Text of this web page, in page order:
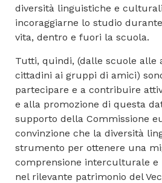
diversità linguistiche e culturali
incoraggiarne lo studio
vita, dentro e fuori la scuola.
Tutti, quindi, (dalle scuole alle
cittadini ai gruppi di amici)
partecipare e a contribuire
e alla promozione di questa
supporto della Commissione
convinzione che la diversità
strumento per ottenere una
comprensione interculturale e
nel rilevante patrimonio del